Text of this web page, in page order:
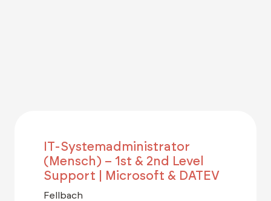
IT-Systemadministrator
(Mensch) – 1st & 2nd Level
Support | Microsoft & DATEV
Fellbach